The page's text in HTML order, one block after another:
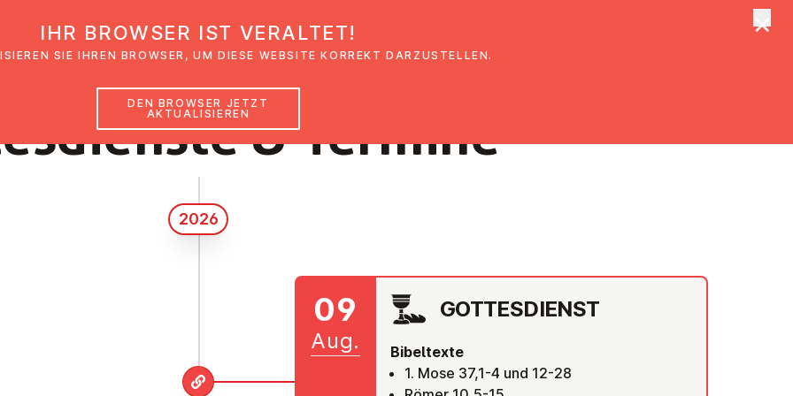
Glaubensimpulse News Veranstaltungen
& Termine
2026
GOT­TES­DIENST
Bibeltexte
1. Mose 37,1-4 und 12-28
09
Aug.
IHR BROWSER IST VERALTET!
SIE IHREN BROWSER, UM DIESE WEBSITE KORREKT DARZUSTELLEN.
DEN BROWSER JETZT
AKTUALISIEREN
×